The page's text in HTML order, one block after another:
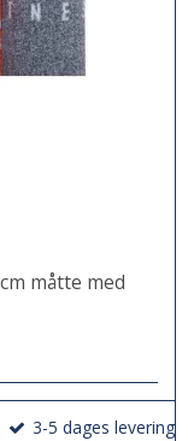
måtte med
3-5 dages levering